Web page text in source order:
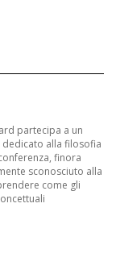
partecipa a un
alla filosofia
finora
sconosciuto alla
come gli